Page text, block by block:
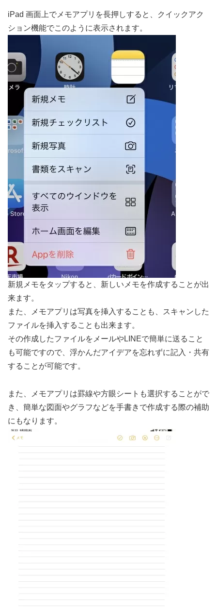
iPad 画面上でメモアプリを長押しすると、クイックアク
ション機能でこのように表示されます。
新規メモをタップすると、新しいメモを作成することが出
来ます。
また、メモアプリは写真を挿入することも、スキャンした
ファイルを挿入することも出来ます。
その作成したファイルをメールやLINEで簡単に送ること
も可能ですので、浮かんだアイデアを忘れずに記入・共有
することが可能です。
また、メモアプリは罫線や方眼シートも選択することがで
き、簡単な図面やグラフなどを手書きで作成する際の補助
にもなります。